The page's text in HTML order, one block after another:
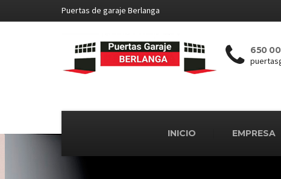
Puertas de garaje Berlanga
650
INICIO EMPRESA